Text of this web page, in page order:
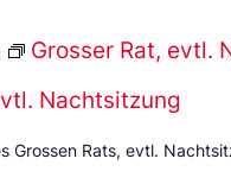
Nachtsitzung
Grosser Rat, evtl.
Grossen Rats, evtl.